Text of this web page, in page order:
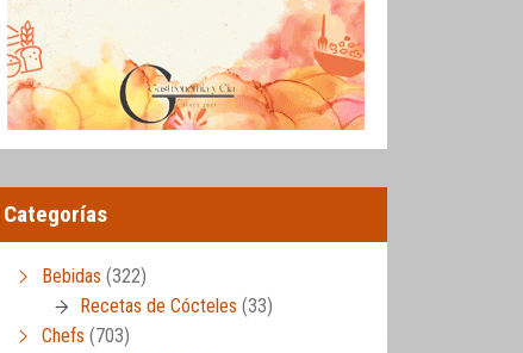
Categorías
Bebidas (322)
Recetas de Cócteles (33)
Chefs (703)